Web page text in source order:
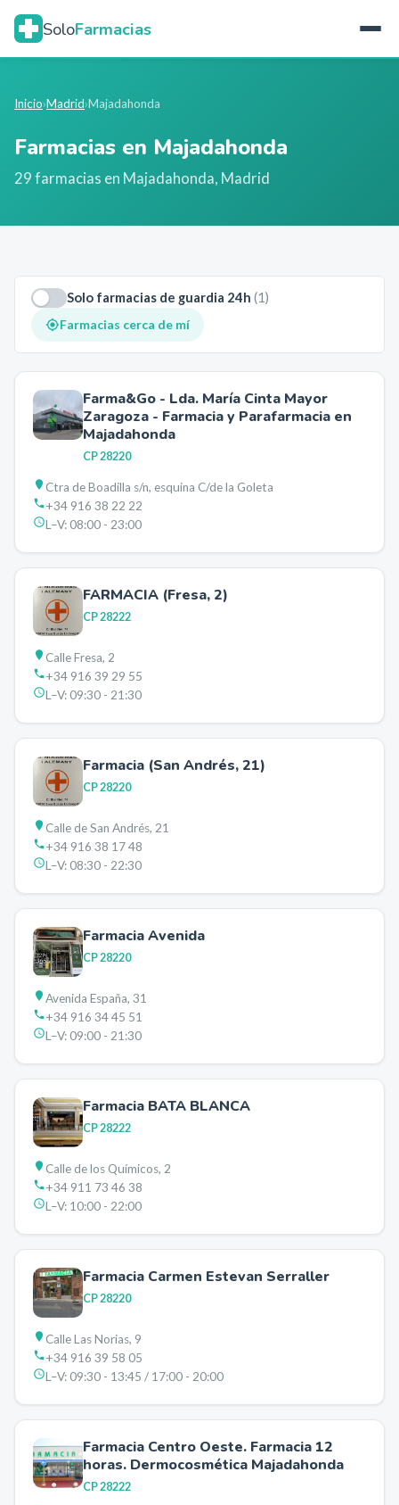
SoloFarmacias
Inicio›Madrid›Majadahonda
Farmacias en Majadahonda
29farmacias en Majadahonda, Madrid
Solo farmacias de guardia 24h (1)
Farmacias cerca de mí
Farma&Go - Lda. María Cinta Mayor
Zaragoza - Farmacia y Parafarmacia en
Majadahonda
CP28220
Ctra de Boadilla s/n, esquina C/de la Goleta
+34 916 38 22 22
L–V:08:00 - 23:00
FARMACIA (Fresa, 2)
CP28222
Calle Fresa, 2
+34 916 39 29 55
L–V:09:30 - 21:30
Farmacia (San Andrés, 21)
CP28220
Calle de San Andrés, 21
+34 916 38 17 48
L–V:08:30 - 22:30
Farmacia Avenida
CP28220
Avenida España, 31
+34 916 34 45 51
L–V:09:00 - 21:30
Farmacia BATA BLANCA
CP28222
Calle de los Químicos, 2
+34 911 73 46 38
L–V: 10:00 - 22:00
Farmacia Carmen Estevan Serraller
CP28220
Calle Las Norias, 9
+34 916 39 58 05
L–V:09:30 - 13:45 / 17:00 - 20:00
Farmacia Centro Oeste. Farmacia 12
horas. Dermocosmética Majadahonda
CP28222